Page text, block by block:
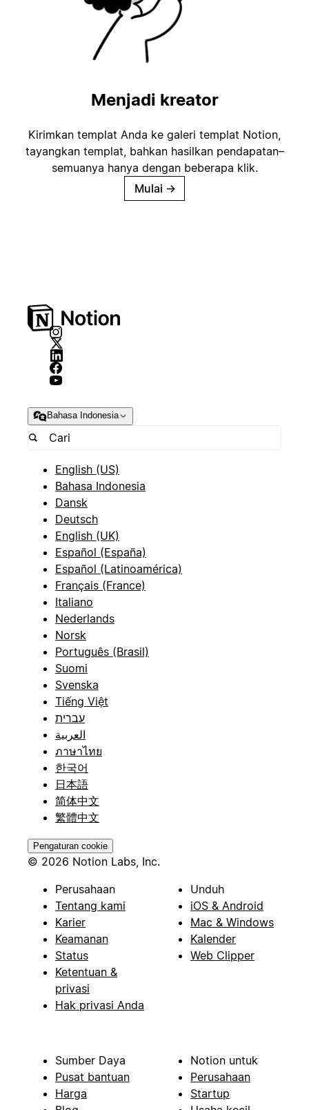
Menjadi kreator
Kirimkan templat Anda ke galeri templat Notion,
tayangkan templat, bahkan hasilkan pendapatan–
semuanya hanya dengan beberapa klik.
Mulai →
Bahasa Indonesia
English (US)
Bahasa Indonesia
Dansk
Deutsch
English (UK)
Español (España)
Español (Latinoamérica)
Français (France)
Italiano
Nederlands
Norsk
Português (Brasil)
Suomi
Svenska
Tiếng Việt
עברית
العربية
ภาษาไทย
한국어
日本語
简体中文
繁體中文
Pengaturan cookie
© 2026 Notion Labs, Inc.
Perusahaan
Tentang kami
Karier
Keamanan
Status
Ketentuan &
privasi
Hak privasi Anda
Unduh
iOS & Android
Mac & Windows
Kalender
Web Clipper
Sumber Daya
Pusat bantuan
Harga
Notion untuk
Perusahaan
Startup